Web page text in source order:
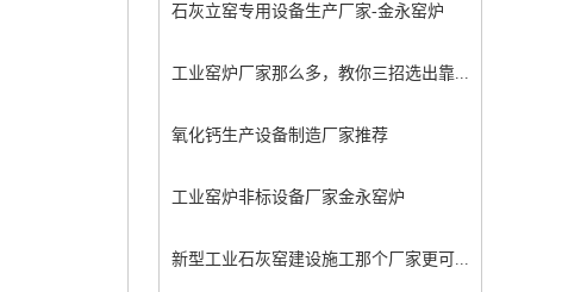
石灰立窑专用设备生产厂家-金永窑炉
工业窑炉厂家那么多，教你三招选出靠...
氧化钙生产设备制造厂家推荐
工业窑炉非标设备厂家金永窑炉
新型工业石灰窑建设施工那个厂家更可...